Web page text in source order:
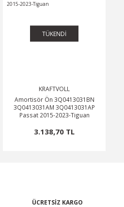
TÜKENDİ
KRAFTVOLL
Amortisör Ön 3Q0413031BN
3Q0413031AM 3Q0413031AP
Passat 2015-2023-Tiguan
3.138,70 TL
ÜCRETSİZ KARGO